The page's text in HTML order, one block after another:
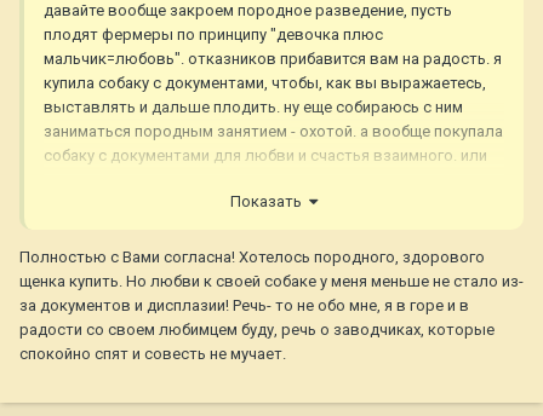
давайте вообще закроем породное разведение, пусть
плодят фермеры по принципу "девочка плюс
мальчик=любовь". отказников прибавится вам на радость. я
купила собаку с документами, чтобы, как вы выражаетесь,
выставлять и дальше плодить. ну еще собираюсь с ним
заниматься породным занятием - охотой. а вообще покупала
собаку с документами для любви и счастья взаимного. или
Показать
Полностью с Вами согласна! Хотелось породного, здорового
щенка купить. Но любви к своей собаке у меня меньше не стало из-
за документов и дисплазии! Речь- то не обо мне, я в горе и в
радости со своем любимцем буду, речь о заводчиках, которые
спокойно спят и совесть не мучает.